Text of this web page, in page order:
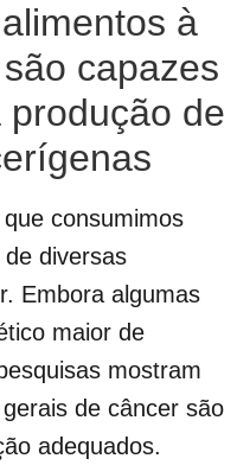
à
capazes
de
consumimos
diversas
Embora algumas
maior de
mostram
de câncer são
adequados.